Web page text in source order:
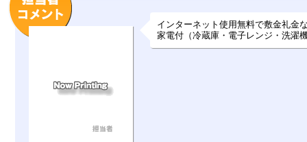
インターネット使用無料で敷金礼
家電付（冷蔵庫・電子レンジ・洗濯